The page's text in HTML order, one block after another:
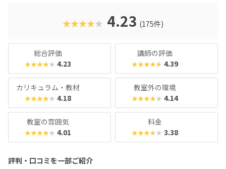
おきたい」方におすすめのスクールといえます。また、いず
れもヒューマンオリジナルの教材で学べるので、高クオリテ
★★★★★ 4.23 (175件)
総合評価
★★★★★ 4.23
講師の評価
★★★★★ 4.39
カリキュラム・教材
★★★★★ 4.18
教室外の環境
★★★★★ 4.14
教室の雰囲気
★★★★★ 4.01
料金
★★★★★ 3.38
評判・口コミを一部ご紹介